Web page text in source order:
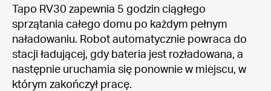
Tapo RV30 zapewnia 5 godzin ciągłego
sprzątania całego domu po każdym pełnym
naładowaniu. Robot automatycznie powraca do
stacji ładującej, gdy bateria jest rozładowana, a
następnie uruchamia się ponownie w miejscu, w
którym zakończył pracę.